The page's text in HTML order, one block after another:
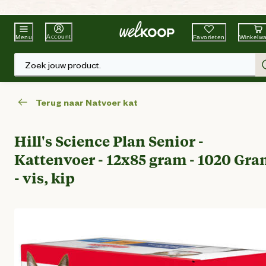
Beste WinkelketenTuin & Dier
Menu Account Favorieten
Zoek jouw product.
Terug naar Natvoer kat
Hill's Science Plan Senior -
Kattenvoer - 12x85 gram - 1020
- vis, kip